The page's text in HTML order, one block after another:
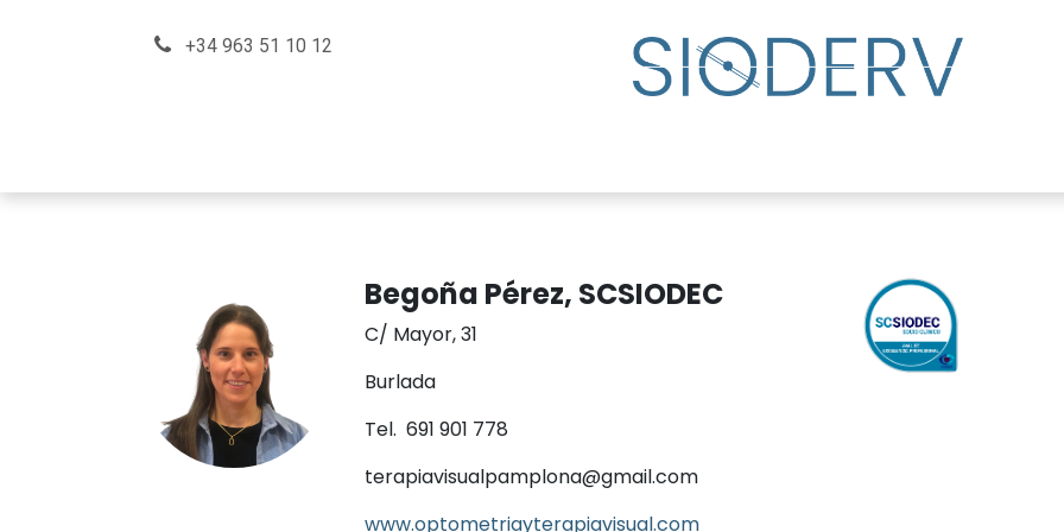
+34 963 51 10 12
Begoña Pérez, SCSIODEC
C/ Mayor, 31
Burlada
Tel. 691 901 778
terapiavisualpamplona@gmail.com
www.optometriayterapiavisual.com